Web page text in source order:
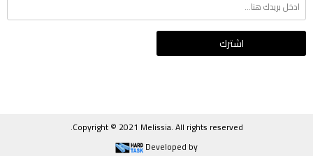
Copyright © 2021 Melissia. All rights reserved.
Developed by